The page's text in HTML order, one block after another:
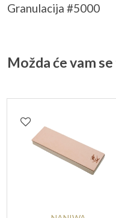
Granulacija #5000
Možda će vam